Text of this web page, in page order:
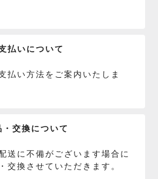
払いについて
払い方法をご案内いたしま
・交換について
送に不備がございます場合に
交換させていただきます。